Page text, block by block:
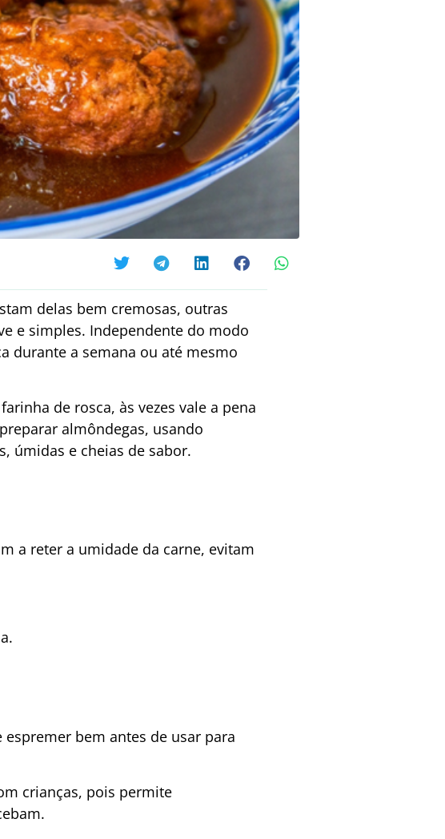
delas bem cremosas, outras
e simples. Independente do modo
durante a semana ou até mesmo
de rosca, às vezes vale a pena
almôndegas, usando
úmidas e cheias de sabor.
a reter a umidade da carne, evitam
bem antes de usar para
crianças, pois permite